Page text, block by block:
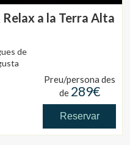
a la Terra Alta
de
2
Preu/persona des
de 289€
Reservar